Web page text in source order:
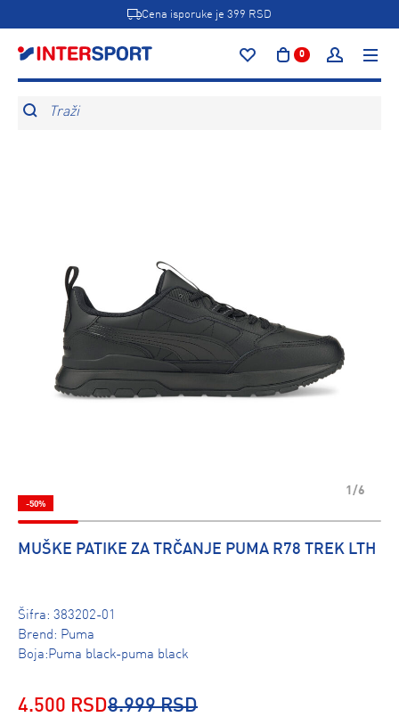
Cena isporuke je 399 RSD
0
Traži
1/6
-50%
MUŠKE PATIKE ZA TRČANJE PUMA R78 TREK LTH
Šifra: 383202-01
Brend: Puma
Boja:Puma black-puma black
4.500 RSD8.999 RSD